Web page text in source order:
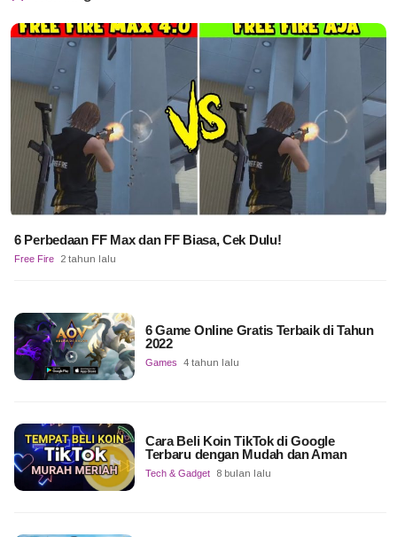
6 Perbedaan FF Max dan FF Biasa, Cek Dulu!
Free Fire 2 tahun lalu
6 Game Online Gratis Terbaik di Tahun
2022
Games 4 tahun lalu
Cara Beli Koin TikTok di Google
Terbaru dengan Mudah dan Aman
Tech & Gadget 8 bulan lalu